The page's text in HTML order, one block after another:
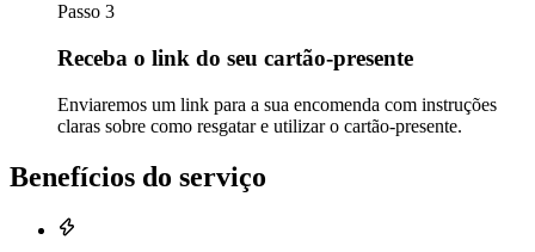
Passo 3
Receba o link do seu cartão-presente
Enviaremos um link para a sua encomenda com instruções
claras sobre como resgatar e utilizar o cartão-presente.
Benefícios do serviço